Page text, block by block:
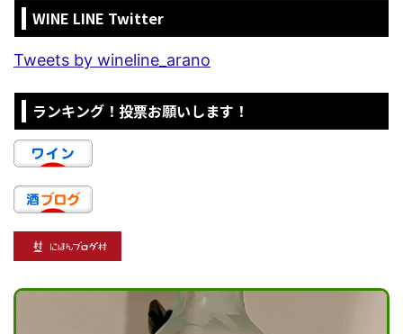
WINE LINE Twitter
Tweets by wineline_arano
ランキング！投票お願いします！